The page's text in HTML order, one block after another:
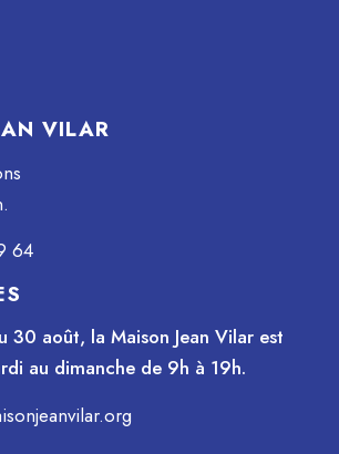
VILAR
64
30 août, la Maison Jean Vilar est
au dimanche de 9h à 19h.